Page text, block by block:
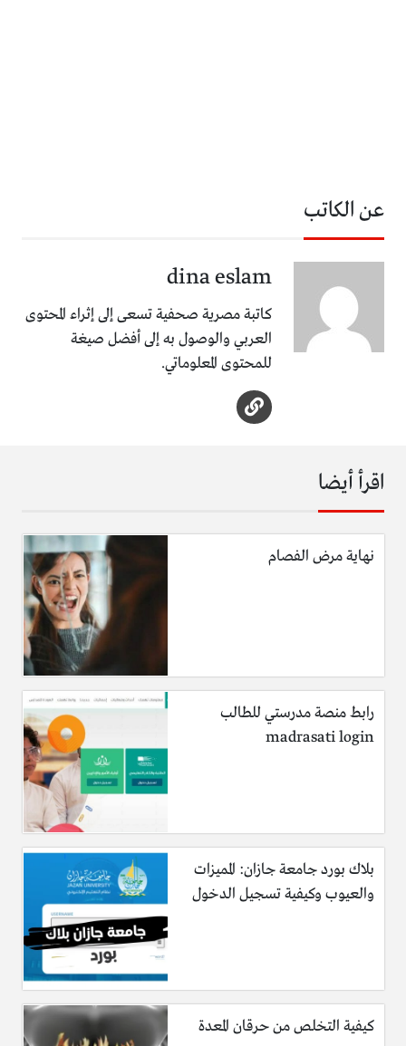
عن الكاتب
dina eslam
كاتبة مصرية صحفية تسعى إلى إثراء المحتوى
العربي والوصول به إلى أفضل صيغة
للمحتوى المعلوماتي.
اقرأ أيضا
نهاية مرض الفصام
رابط منصة مدرستي للطالب
madrasati login
بلاك بورد جامعة جازان: المميزات
والعيوب وكيفية تسجيل الدخول
كيفية التخلص من حرقان المعدة